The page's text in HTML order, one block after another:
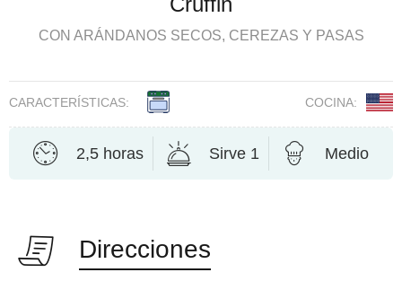
CON ARÁNDANOS SECOS, CEREZAS Y PASAS
CARACTERÍSTICAS: COCINA:
2,5 horas Sirve 1 Medio
Direcciones